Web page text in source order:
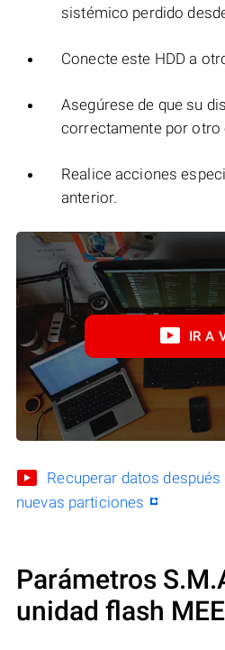
sistémico perdido
Conecte este HDD a
Asegúrese de que su
correctamente por otro
Realice acciones
anterior.
IR A
Recuperar datos
nuevas particiones
Parámetros
unidad flash